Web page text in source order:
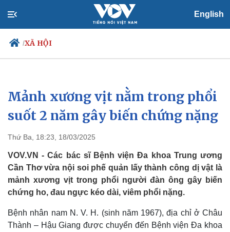
English
/XÃ HỘI
Chính trị
Đảng
Tổ chức nhân sự
Nhận diện sự thật
Xã hội
Tin 24h
Dự báo thời tiết
Việc làm
Biển đảo
Mảnh xương vịt nằm trong phổi
suốt 2 năm gây biến chứng nặng
Thứ Ba, 18:23, 18/03/2025
VOV.VN - Các bác sĩ Bệnh viện Đa khoa Trung ương
Cần Thơ vừa nội soi phế quản lấy thành công dị vật là
mảnh xương vịt trong phổi người đàn ông gây biến
chứng ho, đau ngực kéo dài, viêm phổi nặng.
Bệnh nhân nam N. V. H. (sinh năm 1967), địa chỉ ở Châu
Thành – Hậu Giang được chuyển đến Bệnh viện Đa khoa